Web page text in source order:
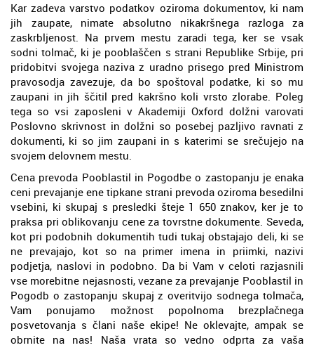
Kar zadeva varstvo podatkov oziroma dokumentov, ki nam
jih zaupate, nimate absolutno nikakršnega razloga za
zaskrbljenost. Na prvem mestu zaradi tega, ker se vsak
sodni tolmač, ki je pooblaščen s strani Republike Srbije, pri
pridobitvi svojega naziva z uradno prisego pred Ministrom
pravosodja zavezuje, da bo spoštoval podatke, ki so mu
zaupani in jih ščitil pred kakršno koli vrsto zlorabe. Poleg
tega so vsi zaposleni v Akademiji Oxford dolžni varovati
Poslovno skrivnost in dolžni so posebej pazljivo ravnati z
dokumenti, ki so jim zaupani in s katerimi se srečujejo na
svojem delovnem mestu.
Cena prevoda Pooblastil in Pogodbe o zastopanju je enaka
ceni prevajanje ene tipkane strani prevoda oziroma besedilni
vsebini, ki skupaj s presledki šteje 1 650 znakov, ker je to
praksa pri oblikovanju cene za tovrstne dokumente. Seveda,
kot pri podobnih dokumentih tudi tukaj obstajajo deli, ki se
ne prevajajo, kot so na primer imena in priimki, nazivi
podjetja, naslovi in podobno. Da bi Vam v celoti razjasnili
vse morebitne nejasnosti, vezane za prevajanje Pooblastil in
Pogodb o zastopanju skupaj z overitvijo sodnega tolmača,
Vam ponujamo možnost popolnoma brezplačnega
posvetovanja s člani naše ekipe! Ne oklevajte, ampak se
obrnite na nas! Naša vrata so vedno odprta za vaša